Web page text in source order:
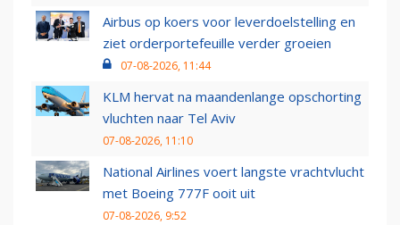
Airbus op koers voor leverdoelstelling en
ziet orderportefeuille verder groeien
07-08-2026, 11:44
KLM hervat na maandenlange opschorting
vluchten naar Tel Aviv
07-08-2026, 11:10
National Airlines voert langste vrachtvlucht
met Boeing 777F ooit uit
07-08-2026, 9:52